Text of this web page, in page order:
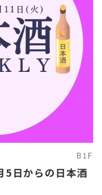
B1F
5日からの日本酒